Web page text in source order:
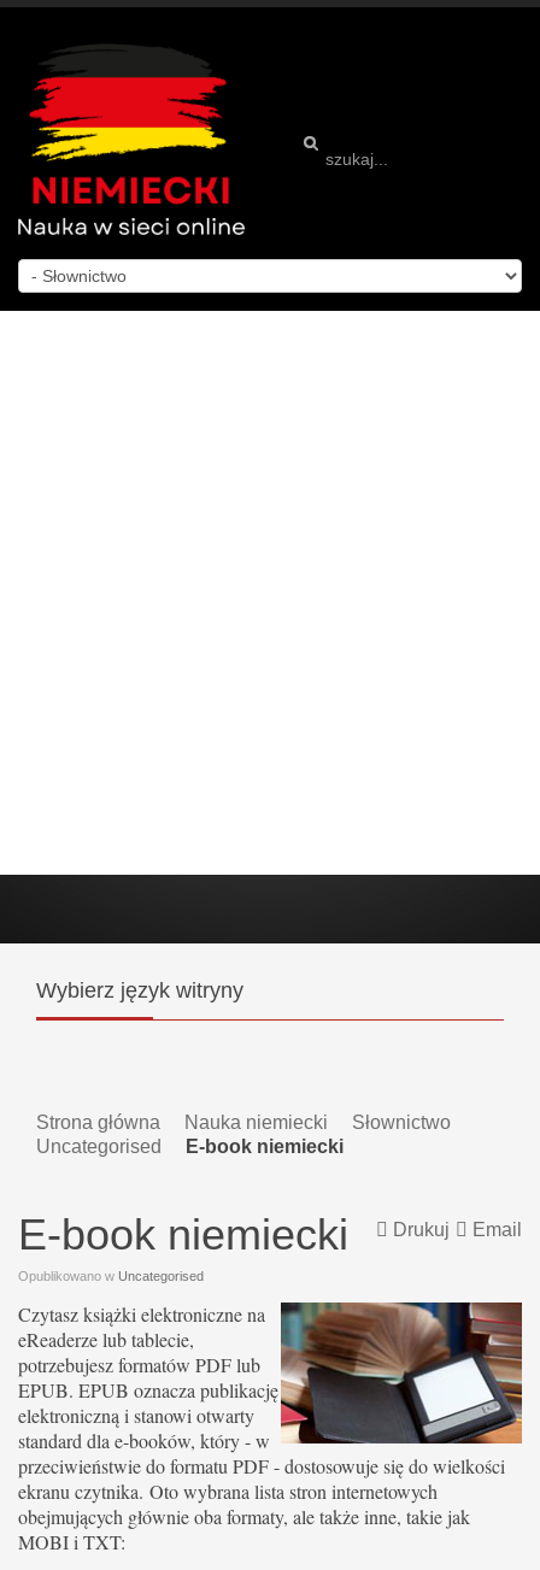
Wybierz język witryny
Strona główna Nauka niemiecki
Słownictwo
Uncategorised
E-book niemiecki
Email
Drukuj
E-book niemiecki
Opublikowano w Uncategorised
Czytasz książki elektroniczne na
eReaderze lub tablecie,
potrzebujesz formatów PDF lub
EPUB. EPUB oznacza publikację
elektroniczną i stanowi otwarty
standard dla e-booków, który - w
przeciwieństwie do formatu PDF - dostosowuje się do wielkości
ekranu czytnika. Oto wybrana lista stron internetowych
obejmujących głównie oba formaty, ale także inne, takie jak
MOBI i TXT: